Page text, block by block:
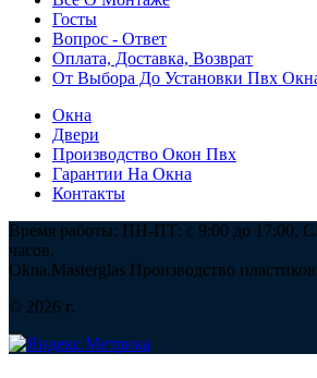
Госты
Вопрос - Ответ
Оплата, Доставка, Возврат
От Выбора До Установки Пвх
Окна
Двери
Производство Окон Пвх
Гарантии На Окна
Контакты
Время работы: ПН-ПТ: с 9:00 до 17:00,
часов.
Okna.Masterglas Производство
© 2026 г.